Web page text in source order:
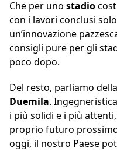
Che per uno stadio
con i lavori conclusi solo
un’innovazione
consigli pure per gli
poco dopo.
Del resto, parliamo
Duemila.
i più solidi e i più
proprio futuro
oggi, il nostro Paese